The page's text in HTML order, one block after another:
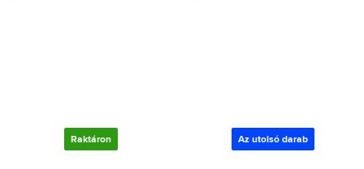
Raktáron Az utolsó darab